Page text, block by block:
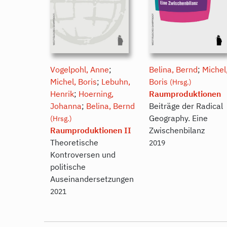
Vogelpohl, Anne;
Michel, Boris; Lebuhn,
Henrik; Hoerning,
Johanna; Belina, Bernd
(Hrsg.)
Raumproduktionen II
Theoretische
Kontroversen und
politische
Auseinandersetzungen
2021
Belina, Bernd;
Boris (Hrsg.)
Raumproduktionen
Beiträge der Radical
Geography. Eine
Zwischenbilanz
2019